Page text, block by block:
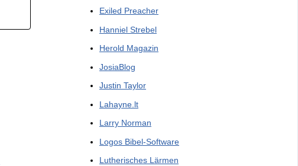
Exiled Preacher
Hanniel Strebel
Herold Magazin
JosiaBlog
Justin Taylor
Lahayne.lt
Larry Norman
Logos Bibel-Software
Lutherisches Lärmen